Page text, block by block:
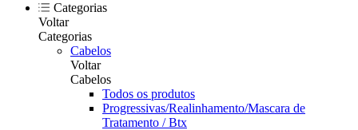
Categorias
Voltar
Categorias
Cabelos
Voltar
Cabelos
Todos os produtos
Progressivas/Realinhamento/Mascara de
Tratamento / Btx